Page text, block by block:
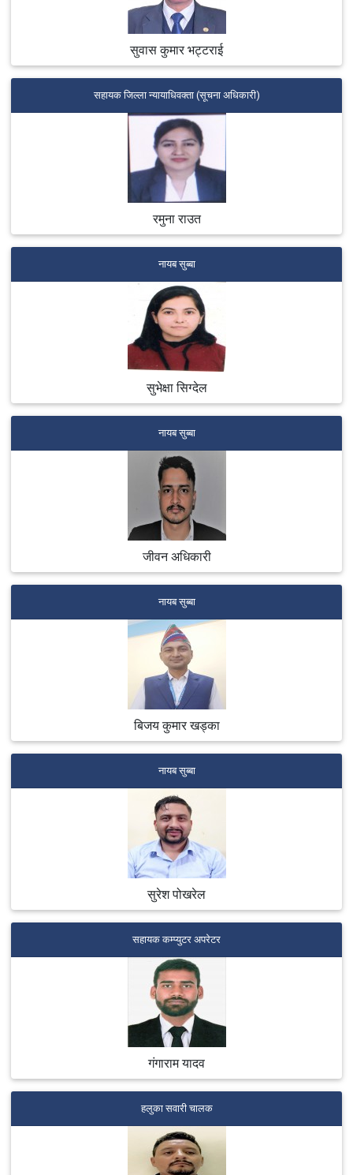
सुवास कुमार भट्टराई
सहायक जिल्ला न्यायाधिवक्ता (सूचना अधिकारी)
रमुना राउत
नायब सुब्बा
सुभेक्षा सिग्देल
नायब सुब्बा
जीवन अधिकारी
नायब सुब्बा
बिजय कुमार खड्का
नायब सुब्बा
सुरेश पोखरेल
सहायक कम्प्युटर अपरेटर
गंगाराम यादव
हलुका सवारी चालक